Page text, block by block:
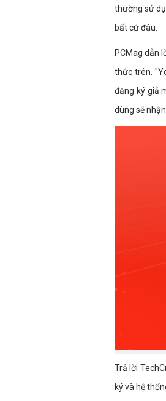
thường sử
bất cứ đâu.
PCMag dẫn
thức trên.
đăng ký giả
dùng sẽ
Trả lời
ký và hệ